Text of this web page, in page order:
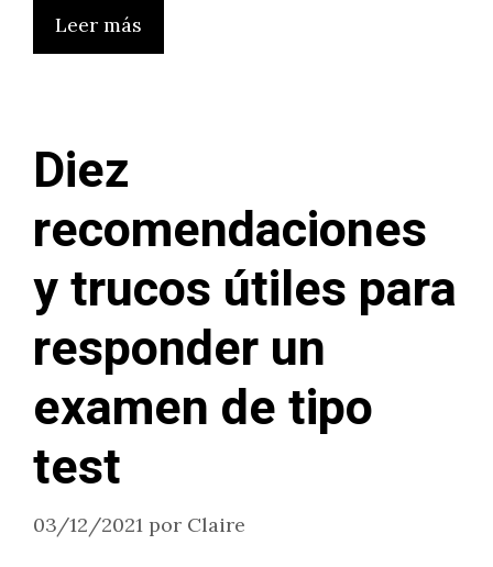
Leer más
Diez
recomendaciones
y trucos útiles para
responder un
examen de tipo
test
03/12/2021 por Claire